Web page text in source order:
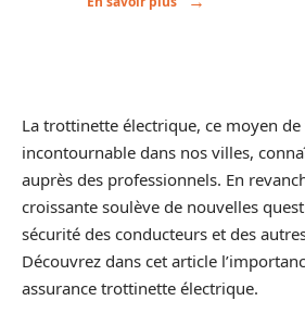
La trottinette électrique, ce moyen
incontournable dans nos villes,
auprès des professionnels. En
croissante soulève de nouvelles
sécurité des conducteurs et des
Découvrez dans cet article
assurance trottinette électrique.